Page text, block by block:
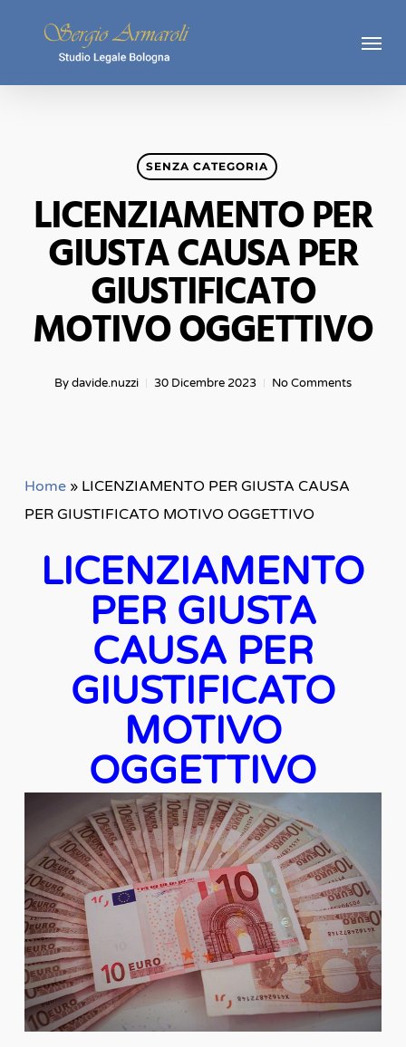
Menu
SENZA CATEGORIA
LICENZIAMENTO PER
GIUSTA CAUSA PER
GIUSTIFICATO
MOTIVO OGGETTIVO
Bydavide.nuzzi 30 Dicembre 2023 No Comments
Home» LICENZIAMENTO PER GIUSTA CAUSA
PER GIUSTIFICATO MOTIVO OGGETTIVO
LICENZIAMENTO
PER GIUSTA
CAUSA PER
GIUSTIFICATO
MOTIVO
OGGETTIVO